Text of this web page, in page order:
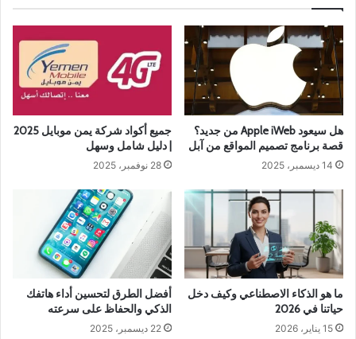
هل سيعود Apple iWeb من جديد؟
قصة برنامج تصميم المواقع من آبل
14 ديسمبر، 2025
جميع أكواد شركة يمن موبايل 2025
| دليل شامل وسهل
28 نوفمبر، 2025
ما هو الذكاء الاصطناعي وكيف دخل
حياتنا في 2026
15 يناير، 2026
أفضل الطرق لتحسين أداء هاتفك
الذكي والحفاظ على سرعته
22 ديسمبر، 2025